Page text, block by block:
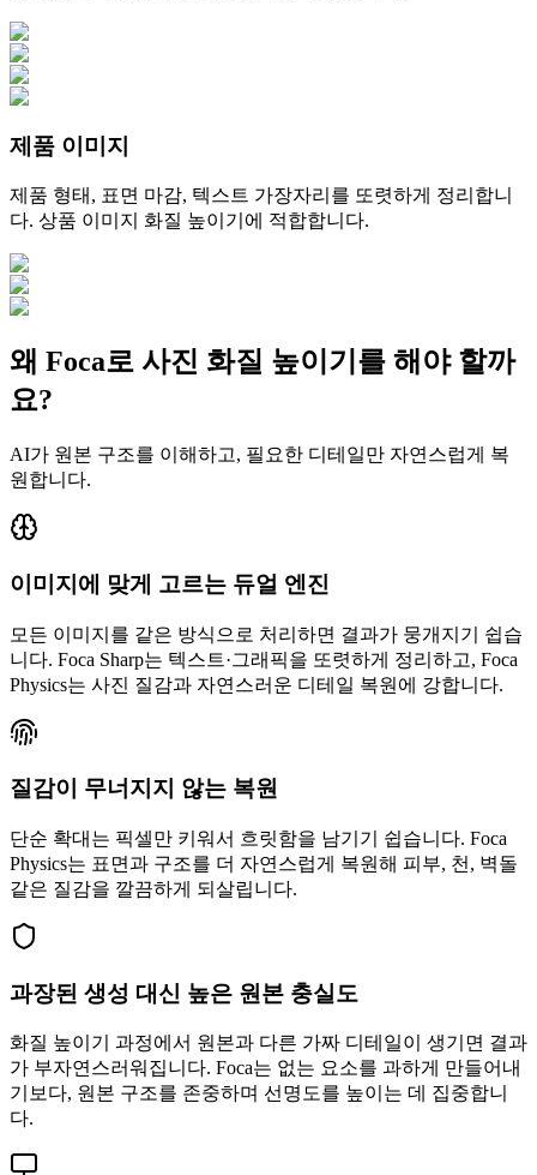
제품 이미지
제품 형태, 표면 마감, 텍스트 가장자리를 또렷하게 정리합니
다. 상품 이미지 화질 높이기에 적합합니다.
왜 Foca로 사진 화질 높이기를 해야 할까
요?
AI가 원본 구조를 이해하고, 필요한 디테일만 자연스럽게 복
원합니다.
이미지에 맞게 고르는 듀얼 엔진
모든 이미지를 같은 방식으로 처리하면 결과가 뭉개지기 쉽습
니다. Foca Sharp는 텍스트·그래픽을 또렷하게 정리하고, Foca
Physics는 사진 질감과 자연스러운 디테일 복원에 강합니다.
질감이 무너지지 않는 복원
단순 확대는 픽셀만 키워서 흐릿함을 남기기 쉽습니다. Foca
Physics는 표면과 구조를 더 자연스럽게 복원해 피부, 천, 벽돌
같은 질감을 깔끔하게 되살립니다.
과장된 생성 대신 높은 원본 충실도
화질 높이기 과정에서 원본과 다른 가짜 디테일이 생기면 결과
가 부자연스러워집니다. Foca는 없는 요소를 과하게 만들어내
기보다, 원본 구조를 존중하며 선명도를 높이는 데 집중합니
다.